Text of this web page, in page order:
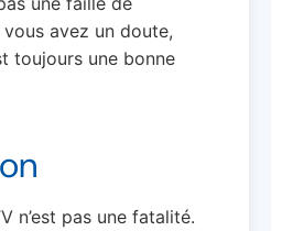
avez un doute,
toujours une bonne
n’est pas une fatalité.